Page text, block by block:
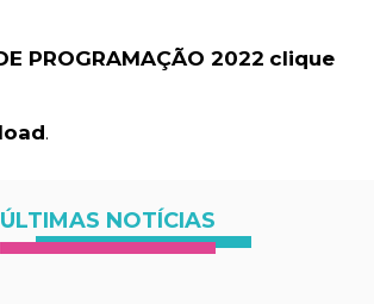
PROGRAMAÇÃO 2022 clique
.
ÚLTIMAS NOTÍCIAS